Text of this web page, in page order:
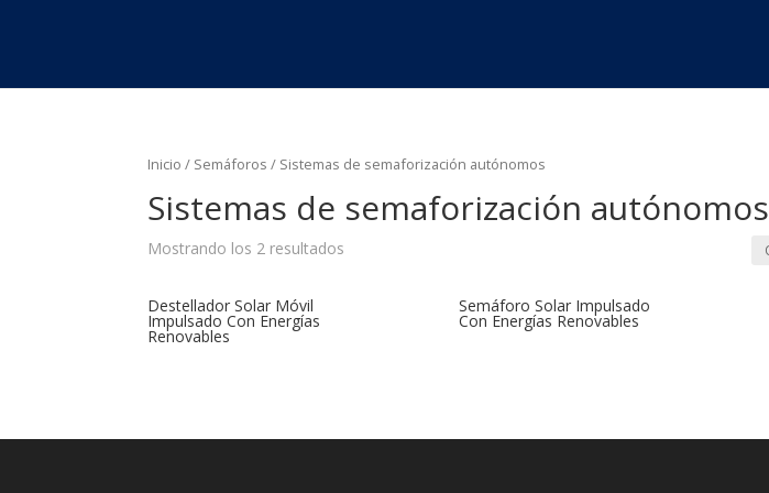
Inicio / Semáforos / Sistemas de semaforización autónomos
Sistemas de semaforización autónomos
Mostrando los 2 resultados
Destellador Solar Móvil
Impulsado Con Energías
Renovables
Semáforo Solar Impulsado
Con Energías Renovables